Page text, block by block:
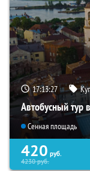
17:13:26
Автобусный тур
Сенная площадь
420 руб.
4230руб.